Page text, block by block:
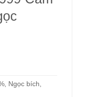
Ngọc bích,